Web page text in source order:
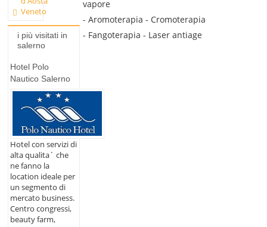
Veneto
i più visitati in
salerno
Hotel Polo
Nautico Salerno
Hotel con servizi di
alta qualita` che
ne fanno la
location ideale per
un segmento di
mercato business.
Centro congressi,
beauty farm,
vapore
- Aromoterapia - Cromoterapia
- Fangoterapia - Laser antiage